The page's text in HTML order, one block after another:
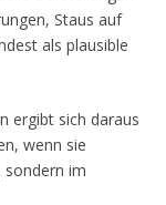
Staus auf
als plausible
ergibt sich daraus
wenn sie
sondern im